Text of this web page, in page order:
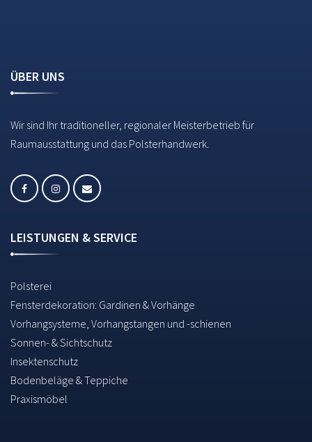
ÜBER UNS
Wir sind Ihr traditioneller, regionaler Meisterbetrieb für
Raumausstattung und das Polsterhandwerk.
LEISTUNGEN & SERVICE
Polsterei
Fensterdekoration: Gardinen & Vorhänge
Vorhangsysteme, Vorhangstangen und -schienen
Sonnen- & Sichtschutz
Insektenschutz
Bodenbeläge & Teppiche
Praxismöbel